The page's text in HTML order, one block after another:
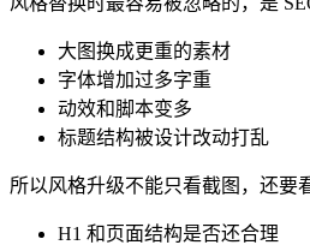
大图换成更重的素材
字体增加过多字重
动效和脚本变多
标题结构被设计改动打乱
所以风格升级不能只看截图，还要
H1 和页面结构是否还合理